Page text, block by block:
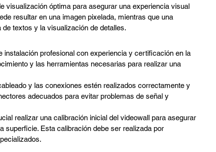
visualización óptima para asegurar una experiencia visual
resultar en una imagen pixelada, mientras que una
textos y la visualización de detalles.
instalación profesional con experiencia y certificación en la
y las herramientas necesarias para realizar una
y las conexiones estén realizados correctamente y
adecuados para evitar problemas de señal y
realizar una calibración inicial del videowall para asegurar
superficie. Esta calibración debe ser realizada por